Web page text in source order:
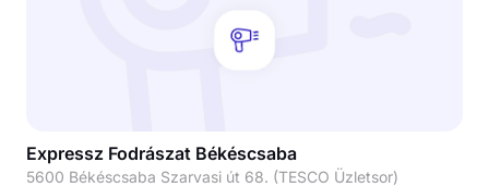
Expressz Fodrászat Békéscsaba
5600 Békéscsaba Szarvasi út 68. (TESCO Üzletsor)